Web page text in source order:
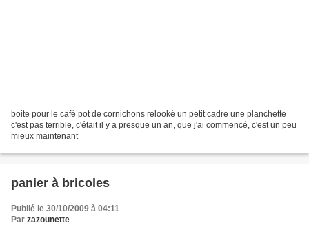
boite pour le café pot de cornichons relooké un petit cadre une planchette
c'est pas terrible, c'était il y a presque un an, que j'ai commencé, c'est un peu
mieux maintenant
panier à bricoles
Publié le 30/10/2009 à 04:11
Par zazounette